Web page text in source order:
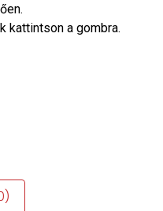
kattintson a gombra.